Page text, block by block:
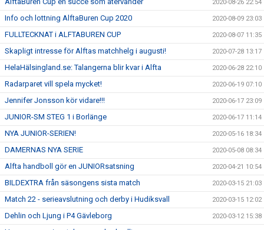
2020-08-26 22:54
Info och lottning AlftaBuren Cup 2020 2020-08-09 23:03
FULLTECKNAT i ALFTABUREN CUP 2020-08-07 11:35
Skapligt intresse för Alftas matchhelg i augusti! 2020-07-28 13:17
HelaHälsingland.se: Talangerna blir kvar i Alfta 2020-06-28 22:10
Radarparet vill spela mycket! 2020-06-19 07:10
Jennifer Jonsson kör vidare!!! 2020-06-17 23:09
JUNIOR-SM STEG 1 i Borlänge 2020-06-17 11:14
NYA JUNIOR-SERIEN! 2020-05-16 18:34
DAMERNAS NYA SERIE 2020-05-08 08:34
Alfta handboll gör en JUNIORsatsning 2020-04-21 10:54
BILDEXTRA från säsongens sista match 2020-03-15 21:03
Match 22 - serieavslutning och derby i Hudiksvall 2020-03-15 12:02
Dehlin och Ljung i P4 Gävleborg 2020-03-12 15:38